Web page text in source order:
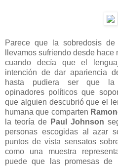
Parece que la sobredosisde
llevamos sufriendo desde hace
cuando decía que el
intención de dar apariencia
hasta pudiera ser que la
opinadores políticos que
que alguien descubrió que el
humana que comparten
la teoría de Paul Johnson
personas escogidas al azar
puntos de vista sensatos
como una muestra
puede que las promesas